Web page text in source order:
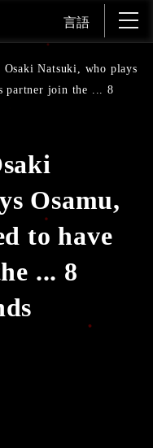
言語
Natsuki, who plays
partner join the ... 8
Osamu,
to have
... 8